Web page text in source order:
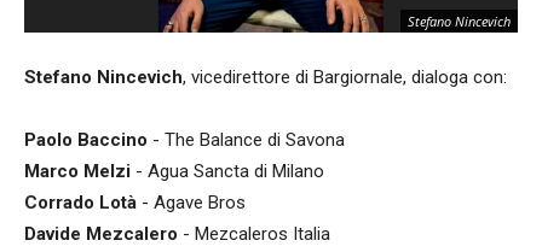
Stefano Nincevich
Stefano Nincevich, vicedirettore di Bargiornale, dialoga con:
Paolo Baccino - The Balance di Savona
Marco Melzi - Agua Sancta di Milano
Corrado Lotà - Agave Bros
Davide Mezcalero - Mezcaleros Italia